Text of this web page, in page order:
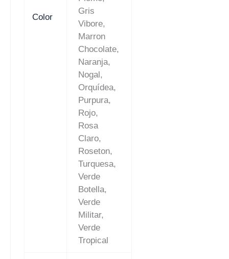
Color
Gris
Vibore,
Marron
Chocolate,
Naranja,
Nogal,
Orquídea,
Purpura,
Rojo,
Rosa
Claro,
Roseton,
Turquesa,
Verde
Botella,
Verde
Militar,
Verde
Tropical